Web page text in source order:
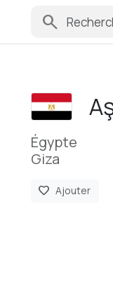
search
Égypte
Giza
favorite Ajouter